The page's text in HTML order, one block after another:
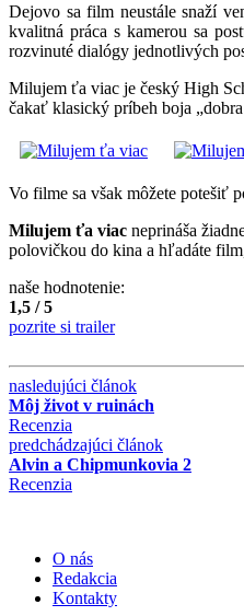
Dejovo sa film neustále snaží
kvalitná práca s kamerou sa
rozvinuté dialógy jednotlivých
Milujem ťa viac je český High
čakať klasický príbeh boja
Vo filme sa však môžete potešiť
Milujem ťa viac neprináša
polovičkou do kina a hľadáte
naše hodnotenie:
1,5 / 5
pozrite si trailer
nasledujúci článok
Môj život v ruinách
Recenzia
predchádzajúci článok
Alvin a Chipmunkovia 2
Recenzia
O nás
Redakcia
Kontakty